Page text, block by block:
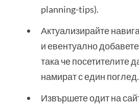
planning-tips).
Актуализирайте
и евентуално
така че посетителите
намират с един поглед.
Извършете одит на